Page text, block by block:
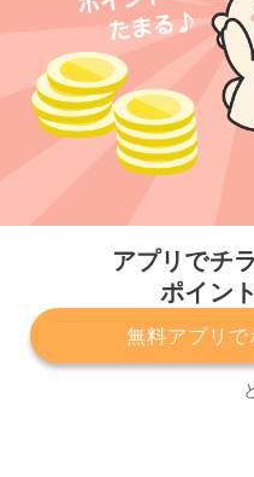
アプリでチ
ポイン
無料アプリ
プライバシーポリシー
サービスに関してのお問い